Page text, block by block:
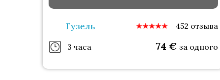
Гузель 452 отзыва
3 часа 74 € за одного